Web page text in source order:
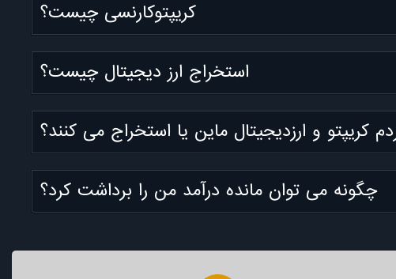
کریپتوکارنسی چیست؟
استخراج ارز دیجیتال چیست؟
کریپتو و ارزدیجیتال ماین یا استخراج می کنند؟
چگونه می توان مانده درآمد من را برداشت کرد؟